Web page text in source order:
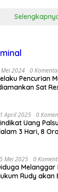
2024 0
Pencurian
Sat
April 2025 0
Uang
3 Hari, 8
Mei 2025 0
Melanggar
Rudy akan